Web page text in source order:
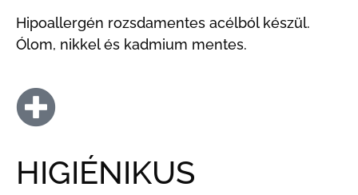
Hipoallergén rozsdamentes acélból készül.
Ólom, nikkel és kadmium mentes.
HIGIÉNIKUS